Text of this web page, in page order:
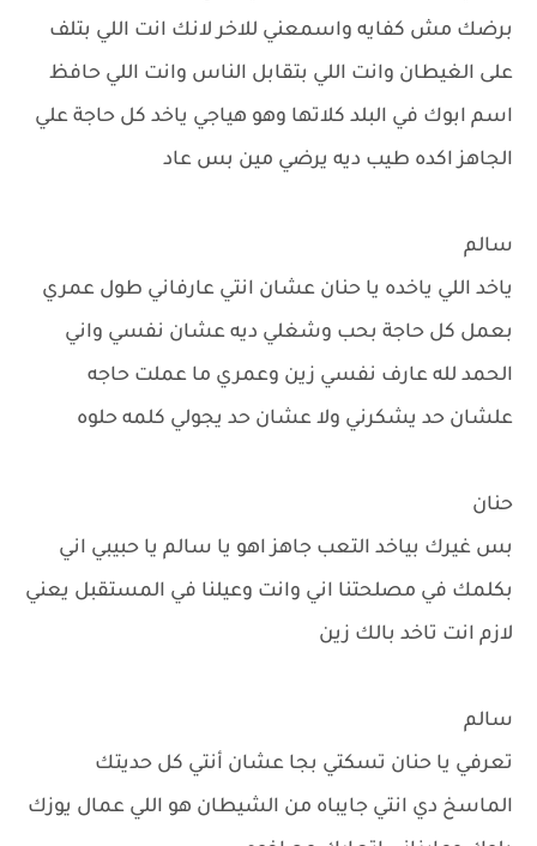
برضك مش كفايه واسمعني للاخر لانك انت اللي بتلف
على الغيطان وانت اللي بتقابل الناس وانت اللي حافظ
اسم ابوك في البلد كلاتها وهو هياجي ياخد كل حاجة علي
الجاهز اكده طيب ديه يرضي مين بس عاد
سالم
ياخد اللي ياخده يا حنان عشان انتي عارفاني طول عمري
بعمل كل حاجة بحب وشغلي ديه عشان نفسي واني
الحمد لله عارف نفسي زين وعمري ما عملت حاجه
علشان حد يشكرني ولا عشان حد يجولي كلمه حلوه
حنان
بس غيرك بياخد التعب جاهز اهو يا سالم يا حبيبي اني
بكلمك في مصلحتنا اني وانت وعيلنا في المستقبل يعني
لازم انت تاخد بالك زين
سالم
تعرفي يا حنان تسكتي بجا عشان أنتي كل حديتك
الماسخ دي انتي جايباه من الشيطان هو اللي عمال يوزك